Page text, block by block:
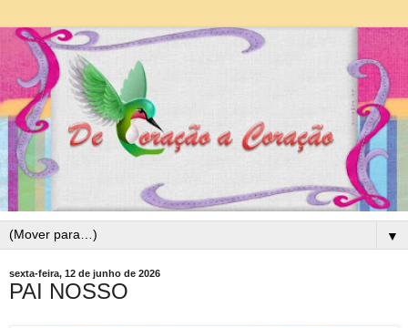
▼
sexta-feira, 12 de junho de 2026
PAI NOSSO